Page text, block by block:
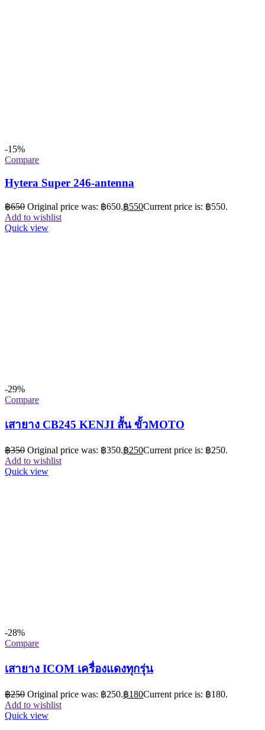
-15%
Compare
Hytera Super 246-antenna
฿650 Original price was: ฿650.฿550Current price is: ฿550.
Add to wishlist
Quick view
-29%
Compare
เสายาง CB245 KENJI สั้น ขั้วMOTO
฿350 Original price was: ฿350.฿250Current price is: ฿250.
Add to wishlist
Quick view
-28%
Compare
เสายาง ICOM เครื่องแดงทุกรุ่น
฿250 Original price was: ฿250.฿180Current price is: ฿180.
Add to wishlist
Quick view